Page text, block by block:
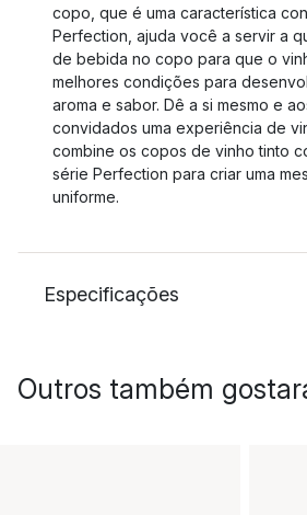
copo, que é uma característica
Perfection, ajuda você a servir a
de bebida no copo para que o
melhores condições para
aroma e sabor. Dê a si mesmo e
convidados uma experiência de
combine os copos de vinho tinto
série Perfection para criar uma
uniforme.
Especificações
Outros também